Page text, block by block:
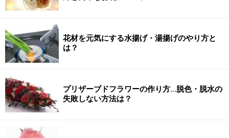
花材を元気にする水揚げ・湯揚げのやり方と
は？
プリザーブドフラワーの作り方…脱色・脱水の
失敗しない方法は？